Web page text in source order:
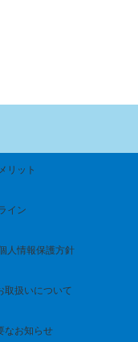
リット
イン
人情報保護方針
取扱いについて
なお知らせ